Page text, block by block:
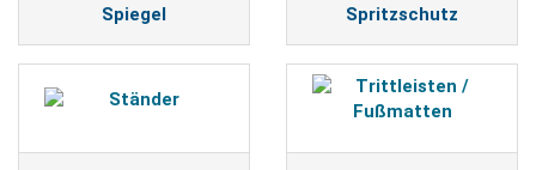
Spiegel Spritzschutz